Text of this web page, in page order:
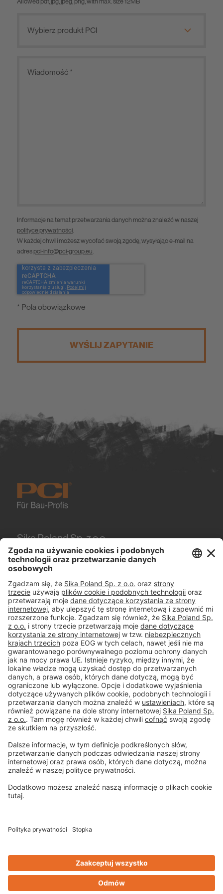
Informacje na temat przetwarzania danych można znaleźć w naszej
polityce prywatności
W każdej chwili możesz wycofać swoją zgodę, wysyłając e-mail na
adres pci-info@pci-group.eu
* Pola obowiązkowe
WYŚLIJ ZAPYTANIE
Sika Poland Sp. z o.o.
Karczunkowska 89
02-871Warszawa
Tel. +48 606 102 281
#PCI
Stopka
Ochrona danych
Ogólne warunki sprzedaży
Zrzeczenie się
Privacy-Portal
Design & Code ❤zwetschke